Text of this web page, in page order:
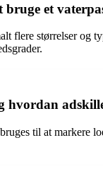
bruge et
flere størrelser og
hvordan
til at markere